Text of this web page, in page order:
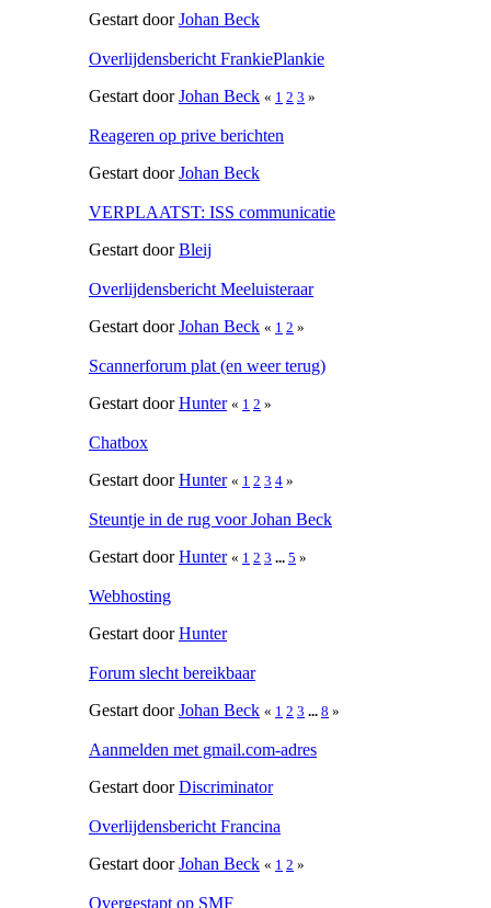
Gestart doorJohan Beck
Overlijdensbericht FrankiePlankie
Gestart doorJohan Beck « 1 2 3 »
Reageren op prive berichten
Gestart doorJohan Beck
VERPLAATST: ISS communicatie
Gestart doorBleij
Overlijdensbericht Meeluisteraar
Gestart doorJohan Beck « 1 2 »
Scannerforum plat (en weer terug)
Gestart doorHunter « 1 2 »
Chatbox
Gestart doorHunter « 1 2 3 4 »
Steuntje in de rug voor Johan Beck
Gestart doorHunter « 1 2 3 ... 5 »
Webhosting
Gestart doorHunter
Forum slecht bereikbaar
Gestart doorJohan Beck « 1 2 3 ... 8 »
Aanmelden met gmail.com-adres
Gestart doorDiscriminator
Overlijdensbericht Francina
Gestart doorJohan Beck « 1 2 »
Overgestapt op SMF